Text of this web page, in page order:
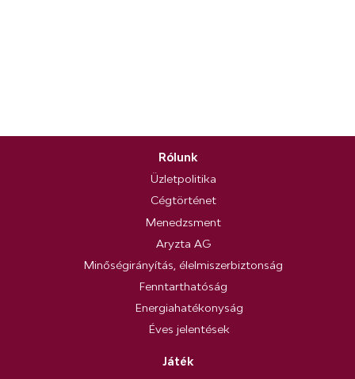
Rólunk
Üzletpolitika
Cégtörténet
Menedzsment
Aryzta AG
Minőségirányítás, élelmiszerbiztonság
Fenntarthatóság
Energiahatékonyság
Éves jelentések
Játék